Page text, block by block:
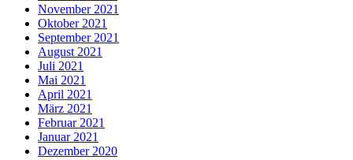
November 2021
Oktober 2021
September 2021
August 2021
Juli 2021
Mai 2021
April 2021
März 2021
Februar 2021
Januar 2021
Dezember 2020